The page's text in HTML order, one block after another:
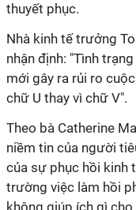
thuyết phục.
Nhà kinh tế trưởng
nhận định: "Tình
mới gây ra rủi ro
chữ U thay vì chữ V".
Theo bà Catherine
niềm tin của người
của sự phục hồi kinh
trường việc làm hồi
không giúp ích gì cho